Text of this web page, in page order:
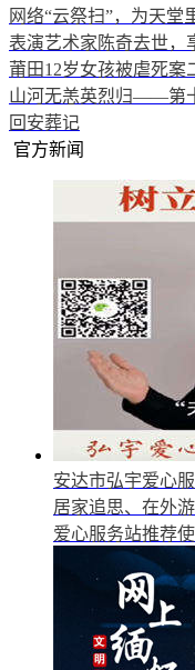
网络“云祭扫”，为天堂
表演艺术家陈奇去世，
莆田12岁女孩被虐死案
山河无恙英烈归——第
回安葬记
官方新闻
安达市弘宇爱心
居家追思、在外
爱心服务站推荐